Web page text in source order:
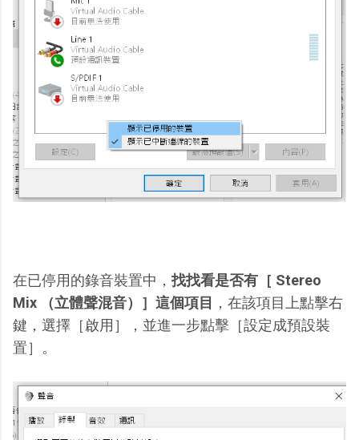
在已停用的錄音裝置中， 找找看是否有［ Stereo
Mix （立體聲混音）］這個項目 ，在該項目上點擊右
鍵，選擇［啟用］，並進一步點擊［設定成預設裝
置］。